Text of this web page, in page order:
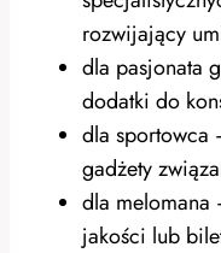
rozwijający
dla pasjonata
dodatki do
dla sportowca
gadżety
dla melomana
jakości lub